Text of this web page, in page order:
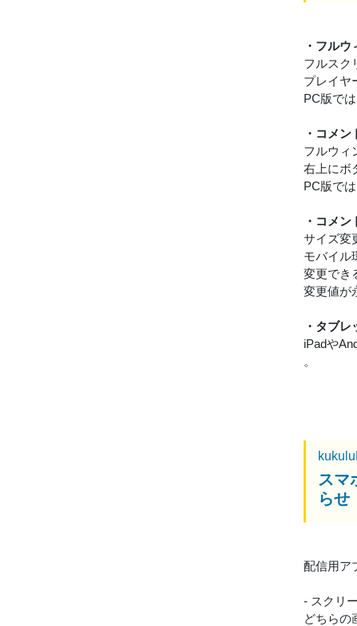
・フル
フルスク
プレイヤ
PC版で
・コメ
フルウィ
右上にボ
PC版で
・コメ
サイズ変
モバイル
変更でき
変更値が
・タブ
iPadや
。
スマ
らせ
配信用ア
- スクリ
どちらの